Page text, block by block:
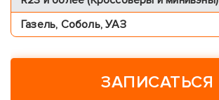
Газель, Соболь, УАЗ
ЗАПИСАТЬСЯ